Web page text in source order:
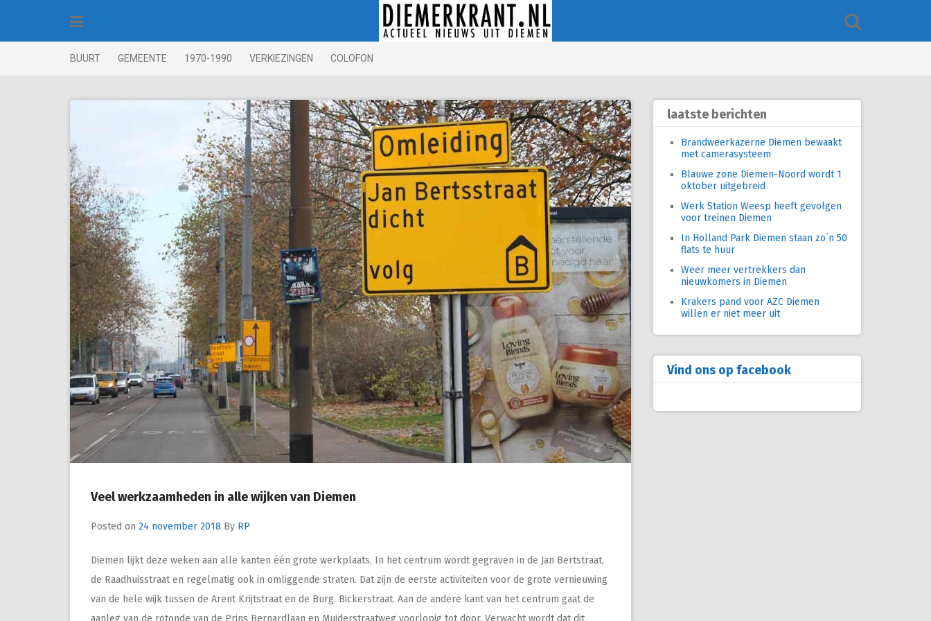
BUURT GEMEENTE 1970-1990 VERKIEZINGEN COLOFON
Veel werkzaamheden in alle wijken van Diemen
Posted on 24 november 2018 By RP
Diemen lijkt deze weken aan alle kanten één grote werkplaats. In het centrum wordt gegraven in de Jan Bertstraat,
de Raadhuisstraat en regelmatig ook in omliggende straten. Dat zijn de eerste activiteiten voor de grote vernieuwing
van de hele wijk tussen de Arent Krijtstraat en de Burg. Bickerstraat. Aan de andere kant van het centrum gaat de
aanleg van de rotonde van de Prins Bernardlaan en Muiderstraatweg voorlopig tot door. Verwacht wordt dat dit
laatste berichten
Brandweerkazerne Diemen bewaakt
met camerasysteem
Blauwe zone Diemen-Noord wordt 1
oktober uitgebreid
Werk Station Weesp heeft gevolgen
voor treinen Diemen
In Holland Park Diemen staan zo´n 50
flats te huur
Weer meer vertrekkers dan
nieuwkomers in Diemen
Krakers pand voor AZC Diemen
willen er niet meer uit
Vind ons op facebook